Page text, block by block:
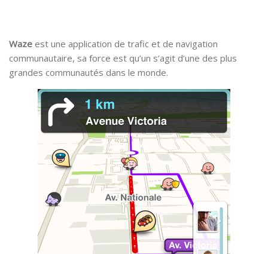
Waze est une application de trafic et de navigation
communautaire, sa force est qu’un s’agit d’une des plus
grandes communautés dans le monde.